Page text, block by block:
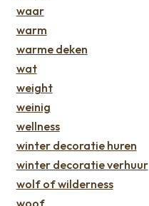
waar
warm
warme deken
wat
weight
weinig
wellness
winter decoratie huren
winter decoratie verhuur
wolf of wilderness